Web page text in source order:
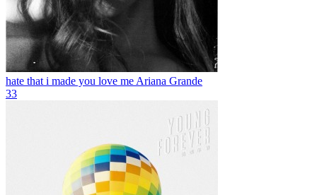
hate that i made you love me Ariana Grande
33